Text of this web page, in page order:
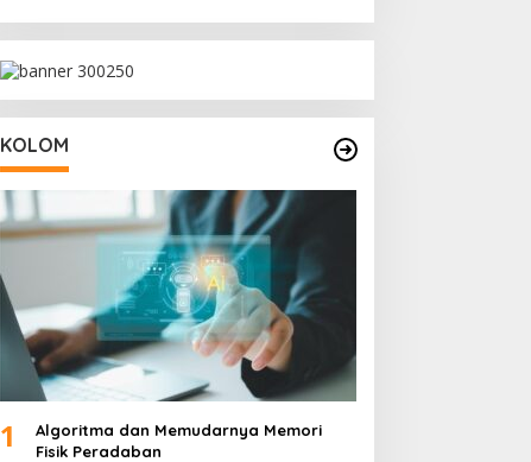
KOLOM
1
Algoritma dan Memudarnya Memori
Fisik Peradaban